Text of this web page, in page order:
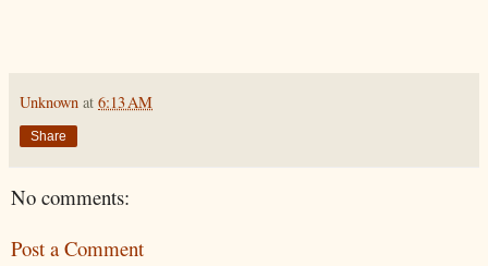
Unknown at 6:13 AM
Share
No comments:
Post a Comment